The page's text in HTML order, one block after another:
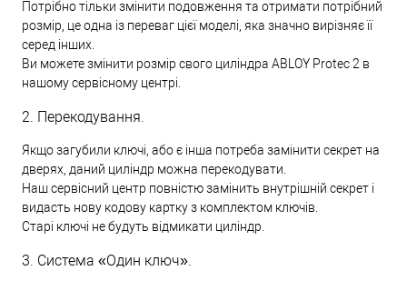
Потрібно тільки змінити подовження та отримати потрібний
розмір, це одна із переваг цієї моделі, яка значно вирізняє її
серед інших.
Ви можете змінити розмір свого циліндра ABLOY Protec 2 в
нашому сервісному центрі.
2. Перекодування.
Якщо загубили ключі, або є інша потреба замінити секрет на
дверях, даний циліндр можна перекодувати.
Наш сервісний центр повністю замінить внутрішній секрет і
видасть нову кодову картку з комплектом ключів.
Старі ключі не будуть відмикати циліндр.
3. Система «Один ключ».